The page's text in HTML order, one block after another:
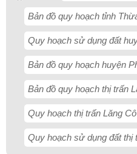
Bản đồ quy hoạch tỉnh
Quy hoạch sử dụng đất
Bản đồ quy hoạch huyện
Bản đồ quy hoạch thị trấn
Quy hoạch thị trấn Lăng Cô
Quy hoạch sử dụng đất thị